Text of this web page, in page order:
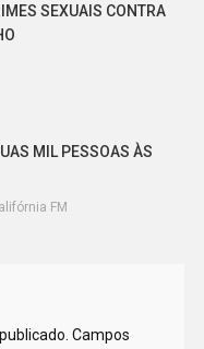
SEXUAIS CONTRA
MIL PESSOAS ÀS
FM
Campos